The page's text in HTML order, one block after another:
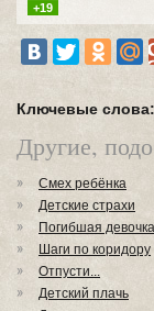
+19
Ключевые слова:
Другие,
Смех ребёнка
Детские страхи
Погибшая девочка
Шаги по коридору
Отпусти...
Детский плачь